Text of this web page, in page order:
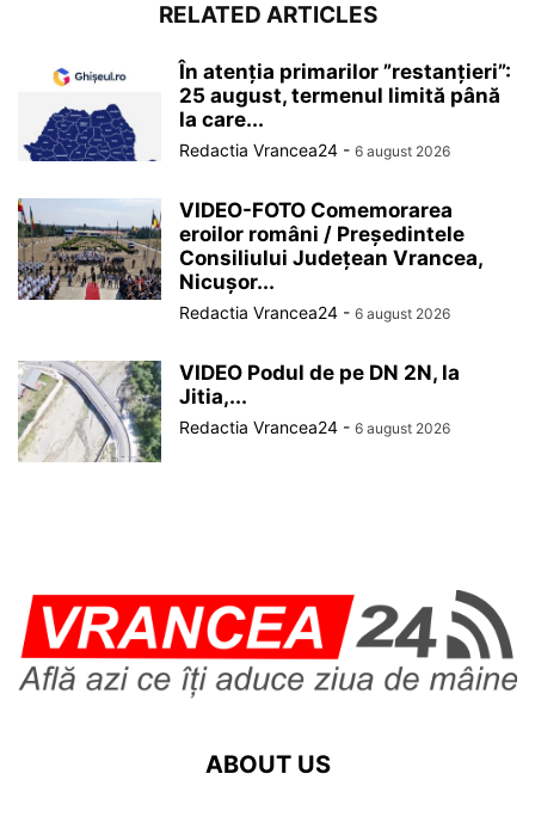
RELATED ARTICLES
În atenția primarilor ”restanțieri”:
25 august, termenul limită până
la care...
Redactia Vrancea24 - 6 august 2026
VIDEO-FOTO Comemorarea
eroilor români / Președintele
Consiliului Județean Vrancea,
Nicușor...
Redactia Vrancea24 - 6 august 2026
VIDEO Podul de pe DN 2N, la
Jitia,...
Redactia Vrancea24 - 6 august 2026
ABOUT US